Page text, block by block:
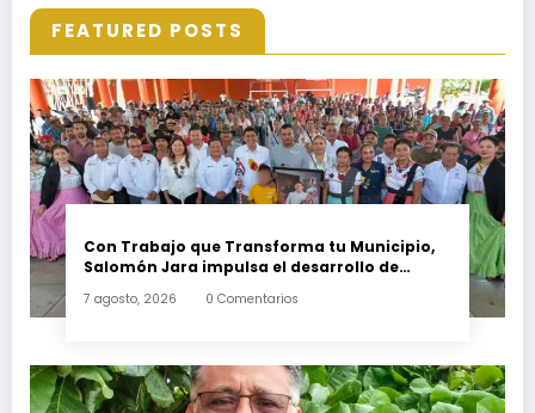
FEATURED POSTS
Con Trabajo que Transforma tu Municipio,
Salomón Jara impulsa el desarrollo de
7 agosto, 2026 0 Comentarios